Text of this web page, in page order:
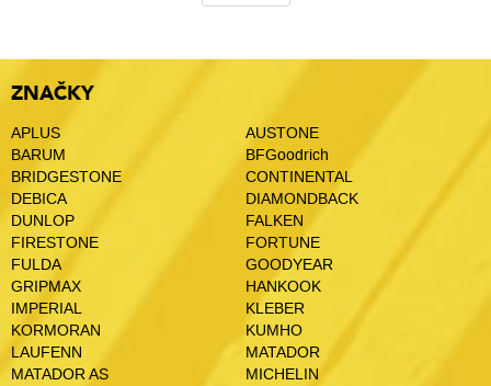
ZNAČKY
APLUS
AUSTONE
BARUM
BFGoodrich
BRIDGESTONE
CONTINENTAL
DEBICA
DIAMONDBACK
DUNLOP
FALKEN
FIRESTONE
FORTUNE
FULDA
GOODYEAR
GRIPMAX
HANKOOK
IMPERIAL
KLEBER
KORMORAN
KUMHO
LAUFENN
MATADOR
MATADOR AS
MICHELIN